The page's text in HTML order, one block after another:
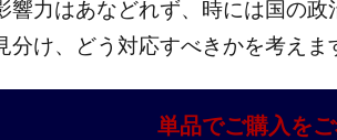
響力はあなどれず、時には国の政
分け、どう対応すべきかを考えま
単品でご購入を